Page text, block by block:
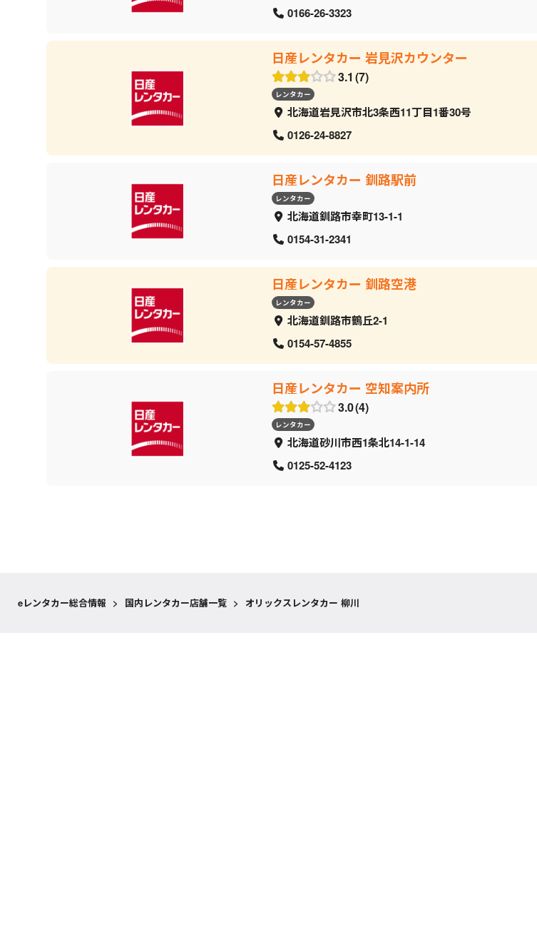
0166-26-3323
日産レンタカー 岩見沢カウンター
3.1 7
レンタカー
北海道岩見沢市北3条西11丁目1番30号
0126-24-8827
日産レンタカー 釧路駅前
レンタカー
北海道釧路市幸町13-1-1
0154-31-2341
日産レンタカー 釧路空港
レンタカー
北海道釧路市鶴丘2-1
0154-57-4855
日産レンタカー 空知案内所
3.0 4
レンタカー
北海道砂川市西1条北14-1-14
0125-52-4123
eレンタカー総合情報 > 国内レンタカー店舗一覧 > オリックスレンタカー 柳川